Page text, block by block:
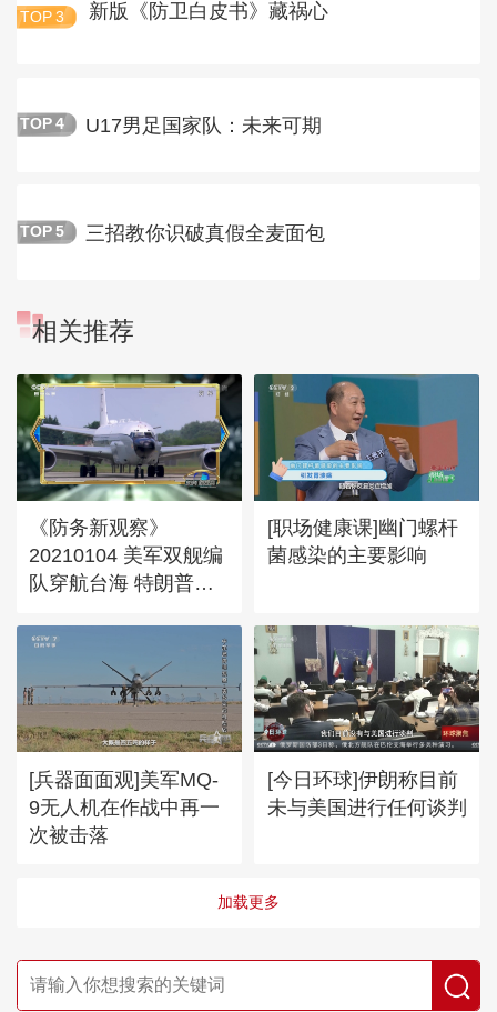
TOP 3 新版《防卫白皮书》藏祸心
TOP 4 U17男足国家队：未来可期
TOP 5 三招教你识破真假全麦面包
相关推荐
《防务新观察》
20210104 美军双舰编
队穿航台海 特朗普任
球”？
[职场健康课]幽门螺杆
菌感染的主要影响
[兵器面面观]美军MQ-
9无人机在作战中再一
次被击落
[今日环球]伊朗称目前
未与美国进行任何谈判
加载更多